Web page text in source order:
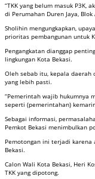
“TKK yang belum masuk P3K,
di Perumahan Duren Jaya,
Sholihin mengungkapkan,
prioritas pembangunan untuk
Pengangkatan dianggap
lingkungan Kota Bekasi.
Oleh sebab itu, kepala
yang lebih pasti.
“Pemerintah wajib hukumnya
seperti (pemerintahan)
Sebagai informasi,
Pemkot Bekasi menimbulkan
Pemotongan ini terjadi karena
Bekasi.
Calon Wali Kota Bekasi, Heri
TKK yang dipotong.